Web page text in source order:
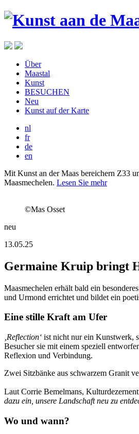
Über
Maastal
Kunst
BESUCHEN
Neu
Kunst auf der Karte
nl
fr
de
en
Mit Kunst an der Maas bereichern Z33
Maasmechelen. Lesen Sie mehr
©Mas Osset
neu
13.05.25
Germaine Kruip bringt
Maasmechelen erhält bald ein
und Urmond errichtet und bildet ein
Eine stille Kraft am Ufer
‚Reflection‘ ist nicht nur ein Kunstwerk,
Besucher sie mit einem speziell
Reflexion und Verbindung.
Zwei Sitzbänke aus schwarzem Granit
Laut Corrie Bemelmans,
dazu ein, unsere Landschaft neu zu
Wo und wann?